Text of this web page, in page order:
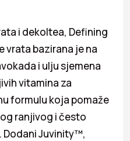
i dekoltea, Defining
vrata bazirana je na
i ulju sjemena
vitamina za
formulu koja pomaže
ranjivog i često
Dodani Juvinity™,